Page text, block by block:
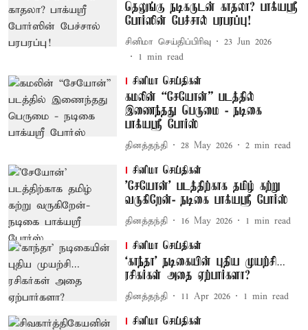
தெலுங்கு நடிகருடன் காதலா? பாக்யஸ்ரீ
போர்ஸின் பேச்சால் பரபரப்பு!
சினிமா செய்திப்பிரிவு
23 Jun 2026
1 min read
சினிமா செய்திகள்
கமலின் “சேயோன்” படத்தில்
இணைந்தது பெருமை - நடிகை
பாக்யஸ்ரீ போர்ஸ்
தினத்தந்தி 28 May 2026 2 min read
சினிமா செய்திகள்
'சேயோன்' படத்திற்காக தமிழ் கற்று
வருகிறேன்- நடிகை பாக்யஸ்ரீ போர்ஸ்
தினத்தந்தி 16 May 2026 1 min read
சினிமா செய்திகள்
‘காந்தா’ நடிகையின் புதிய முயற்சி…
ரசிகர்கள் அதை ஏற்பார்களா?
தினத்தந்தி 11 Apr 2026 1 min read
சினிமா செய்திகள்